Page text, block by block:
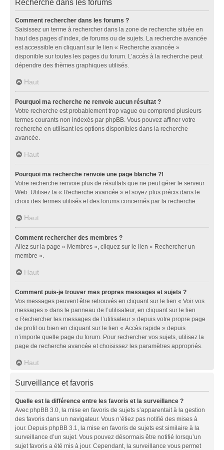
Recherche dans les forums
Comment rechercher dans les forums ?
Saisissez un terme à rechercher dans la zone de recherche située en
haut des pages d’index, de forums ou de sujets. La recherche avancée
est accessible en cliquant sur le lien « Recherche avancée »
disponible sur toutes les pages du forum. L’accès à la recherche peut
dépendre des thèmes graphiques utilisés.
Haut
Pourquoi ma recherche ne renvoie aucun résultat ?
Votre recherche est probablement trop vague ou comprend plusieurs
termes courants non indexés par phpBB. Vous pouvez affiner votre
recherche en utilisant les options disponibles dans la recherche
avancée.
Haut
Pourquoi ma recherche renvoie une page blanche ?!
Votre recherche renvoie plus de résultats que ne peut gérer le serveur
Web. Utilisez la « Recherche avancée » et soyez plus précis dans le
choix des termes utilisés et des forums concernés par la recherche.
Haut
Comment rechercher des membres ?
Allez sur la page « Membres », cliquez sur le lien « Rechercher un
membre ».
Haut
Comment puis-je trouver mes propres messages et sujets ?
Vos messages peuvent être retrouvés en cliquant sur le lien « Voir vos
messages » dans le panneau de l’utilisateur, en cliquant sur le lien
« Rechercher les messages de l’utilisateur » depuis votre propre page
de profil ou bien en cliquant sur le lien « Accès rapide » depuis
n’importe quelle page du forum. Pour rechercher vos sujets, utilisez la
page de recherche avancée et choisissez les paramètres appropriés.
Haut
Surveillance et favoris
Quelle est la différence entre les favoris et la surveillance ?
Avec phpBB 3.0, la mise en favoris de sujets s’apparentait à la gestion
des favoris dans un navigateur. Vous n’étiez pas notifié des mises à
jour. Depuis phpBB 3.1, la mise en favoris de sujets est similaire à la
surveillance d’un sujet. Vous pouvez désormais être notifié lorsqu’un
sujet favoris a été mis à jour. Cependant, la surveillance vous permet